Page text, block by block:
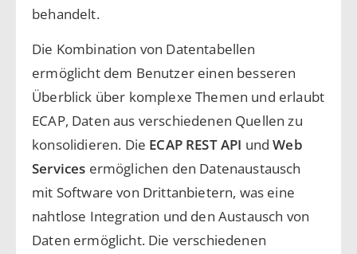
behandelt.
Die Kombination von Datentabellen
ermöglicht dem Benutzer einen besseren
Überblick über komplexe Themen und erlaubt
ECAP, Daten aus verschiedenen Quellen zu
konsolidieren. Die ECAP REST API undWeb
Services ermöglichen den Datenaustausch
mit Software von Drittanbietern, was eine
nahtlose Integration und den Austausch von
Daten ermöglicht. Die verschiedenen